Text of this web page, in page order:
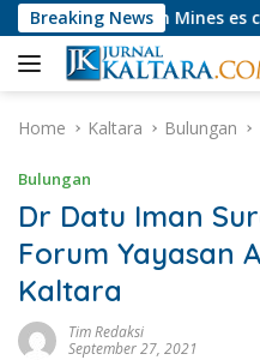
Skip
to
content
Breaking News
Mines es confiable?
Home Kaltara Bulungan
Bulungan
Dr Datu Iman
Forum Yayasan
Kaltara
Tim Redaksi
September 27, 2021